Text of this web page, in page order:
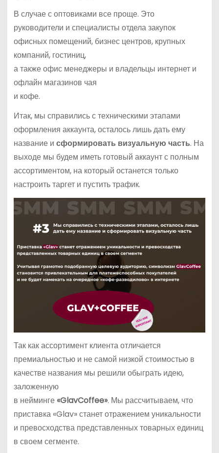
В случае с оптовиками все проще. Это
руководители и специалисты отдела закупок
офисных помещений, бизнес центров, крупных
компаний, гостиниц,
а также офис менеджеры и владельцы интернет и
офлайн магазинов чая
и кофе.
Итак, мы справились с техническими этапами
оформления аккаунта, осталось лишь дать ему
название и сформировать визуальную часть. На
выходе мы будем иметь готовый аккаунт с полным
ассортиментом, на который останется только
настроить таргет и пустить трафик.
Так как ассортимент клиента отличается
премиальностью и не самой низкой стоимостью в
качестве названия мы решили обыграть идею,
заложенную
в нейминге«GlavCoffee». Мы рассчитываем, что
приставка «Glav» станет отражением уникальности
и превосходства представленных товарных единиц
в своем сегменте.